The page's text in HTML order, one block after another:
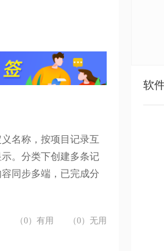
义名称，按项目记录互
。分类下创建多条记
同步多端，已完成分
（0）有用 （0）无用
软